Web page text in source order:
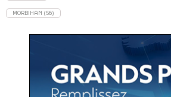
MORBIHAN (56)